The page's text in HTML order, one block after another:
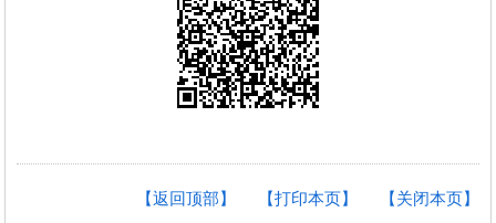
【关闭本页】
【打印本页】
【返回顶部】